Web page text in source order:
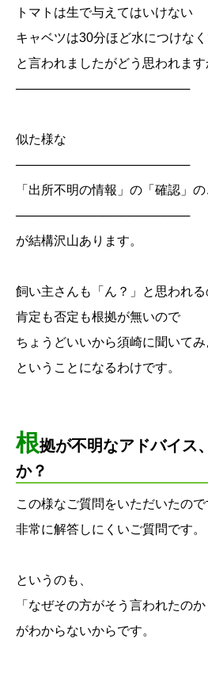
トマトは生で与えてはいけない
キャベツは30分ほど水につけな
と言われましたがどう思われます
────────────────────
似た様な
────────────────────
「出所不明の情報」の「確認」
────────────────────
が結構沢山あります。
飼い主さんも「ん？」と思われ
肯定も否定も根拠が無いので
ちょうどいいから須崎に聞いてみ
ということになるわけです。
根拠が不明なアドバイス
か？
この様なご質問をいただいたので
非常に解答しにくいご質問です。
というのも、
「なぜその方がそう言われたのか
がわからないからです。